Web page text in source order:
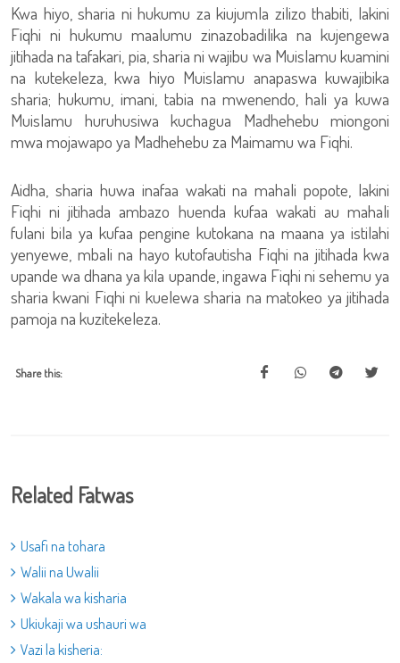
Kwa hiyo, sharia ni hukumu za kiujumla zilizo thabiti, lakini
Fiqhi ni hukumu maalumu zinazobadilika na kujengewa
jitihada na tafakari, pia, sharia ni wajibu wa Muislamu kuamini
na kutekeleza, kwa hiyo Muislamu anapaswa kuwajibika
sharia; hukumu, imani, tabia na mwenendo, hali ya kuwa
Muislamu huruhusiwa kuchagua Madhehebu miongoni
mwa mojawapo ya Madhehebu za Maimamu wa Fiqhi.
Aidha, sharia huwa inafaa wakati na mahali popote, lakini
Fiqhi ni jitihada ambazo huenda kufaa wakati au mahali
fulani bila ya kufaa pengine kutokana na maana ya istilahi
yenyewe, mbali na hayo kutofautisha Fiqhi na jitihada kwa
upande wa dhana ya kila upande, ingawa Fiqhi ni sehemu ya
sharia kwani Fiqhi ni kuelewa sharia na matokeo ya jitihada
pamoja na kuzitekeleza.
Share this:
Related Fatwas
Usafi na tohara
Walii na Uwalii
Wakala wa kisharia
Ukiukaji wa ushauri wa
Vazi la kisheria: